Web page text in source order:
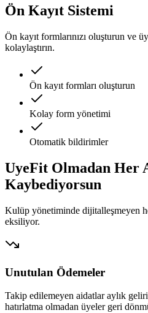
Ön Kayıt Sistemi
Ön kayıt formlarınızı oluşturun ve
kolaylaştırın.
Ön kayıt formları oluşturun
Kolay form yönetimi
Otomatik bildirimler
UyeFit Olmadan Her
Kaybediyorsun
Kulüp yönetiminde dijitalleşmeyen
eksiliyor.
Unutulan Ödemeler
Takip edilemeyen aidatlar aylık
hatırlatma olmadan üyeler geri